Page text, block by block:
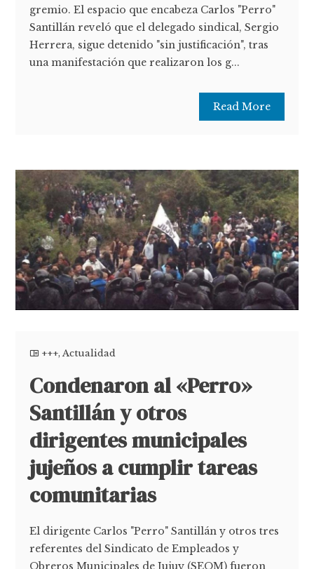
gremio. El espacio que encabeza Carlos "Perro"
Santillán reveló que el delegado sindical, Sergio
Herrera, sigue detenido "sin justificación", tras
una manifestación que realizaron los g...
Read More
+++,Actualidad
Condenaron al «Perro»
Santillán y otros
dirigentes municipales
jujeños a cumplir tareas
comunitarias
El dirigente Carlos "Perro" Santillán y otros tres
referentes del Sindicato de Empleados y
Obreros Municipales de Jujuy (SEOM) fueron